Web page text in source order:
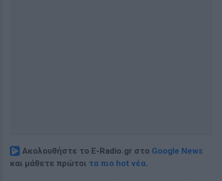
Ακολουθήστε το E-Radio.gr στο Google News
και μάθετε πρώτοι τα πιο hot νέα.